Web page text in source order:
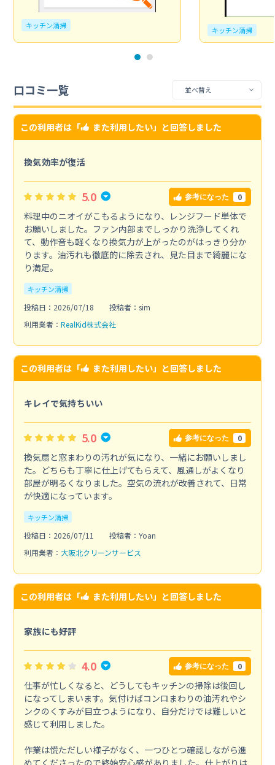
キッチン清掃 キッチン清掃
口コミ一覧
この利用者は「 また利用したい」と回答しました
換気効率が復活
5.0 参考になった 0
料理中のニオイがこもるようになり、レンジフード単体で
お願いしました。ファン内部までしっかり洗浄してくれ
て、動作音も軽くなり換気力が上がったのがはっきり分か
ります。油汚れも徹底的に除去され、見た目まで綺麗にな
り満足。
キッチン清掃
投稿日：2026/07/18
投稿者：sim
利用業者： RealKid株式会社
この利用者は「 また利用したい」と回答しました
キレイで気持ちいい
5.0 参考になった 0
換気扇と窓まわりの汚れが気になり、一緒にお願いしまし
た。どちらも丁寧に仕上げてもらえて、風通しがよくなり
部屋が明るくなりました。空気の流れが改善されて、日常
が快適になっています。
キッチン清掃
投稿日：2026/07/11
投稿者：Yoan
利用業者： 大阪北クリーンサービス
この利用者は「 また利用したい」と回答しました
家族にも好評
4.0 参考になった 0
仕事が忙しくなると、どうしてもキッチンの掃除は後回し
になってしまいます。気付けばコンロまわりの油汚れやシ
ンクのくすみが目立つようになり、自分だけでは難しいと
感じて利用しました。
作業は慌ただしい様子がなく、一つひとつ確認しながら進
めてくださったので終始安心感がありました。仕上がりは